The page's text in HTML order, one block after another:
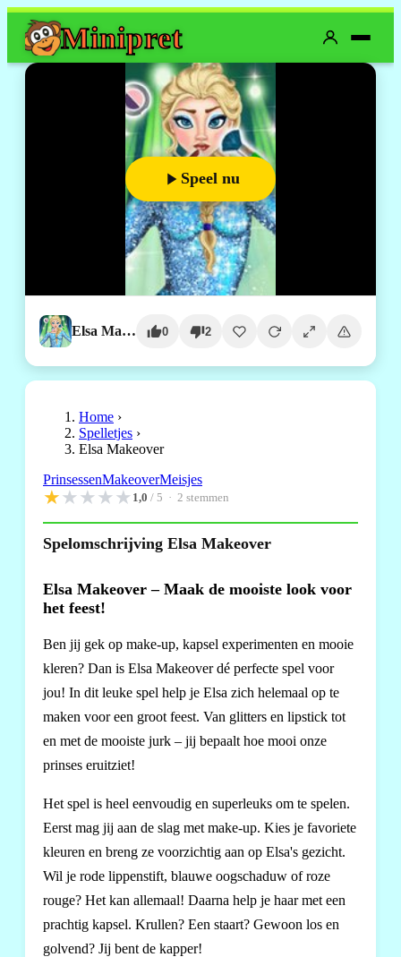
Minipret
Speel nu
Elsa Makeover 0 2
Home ›
Spelletjes ›
Elsa Makeover
PrinsessenMakeoverMeisjes
★★★★★ 1,0 / 5 · 2 stemmen
Spelomschrijving Elsa Makeover
Elsa Makeover – Maak de mooiste look voor
het feest!
Ben jij gek op make-up, kapsel experimenten en mooie
kleren? Dan is Elsa Makeover dé perfecte spel voor
jou! In dit leuke spel help je Elsa zich helemaal op te
maken voor een groot feest. Van glitters en lipstick tot
en met de mooiste jurk – jij bepaalt hoe mooi onze
prinses eruitziet!
Het spel is heel eenvoudig en superleuks om te spelen.
Eerst mag jij aan de slag met make-up. Kies je favoriete
kleuren en breng ze voorzichtig aan op Elsa's gezicht.
Wil je rode lippenstift, blauwe oogschaduw of roze
rouge? Het kan allemaal! Daarna help je haar met een
prachtig kapsel. Krullen? Een staart? Gewoon los en
golvend? Jij bent de kapper!